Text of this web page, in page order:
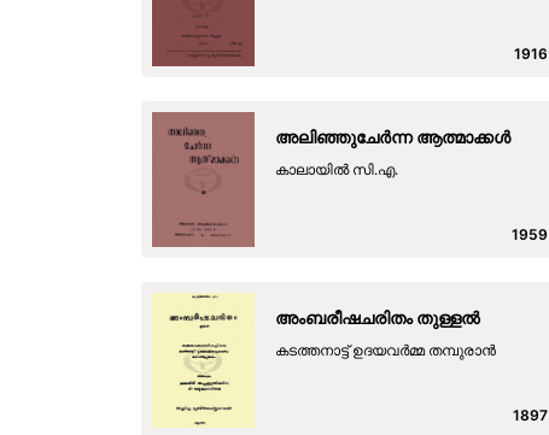
1916
അലിഞ്ഞുചേർന്ന ആത്മാക്കൾ
കാലായിൽ സി.എ.
1959
അംബരീഷചരിതം തുള്ളൽ
കടത്തനാട്ട് ഉദയവർമ്മ തമ്പുരാൻ
1897